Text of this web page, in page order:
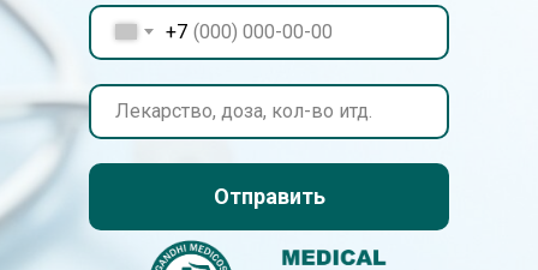
+7
Отправить